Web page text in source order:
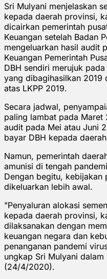
Sri Mulyani menjelaskan
kepada daerah provinsi,
dicairkan pemerintah
Keuangan setelah Badan
mengeluarkan hasil audit
Keuangan Pemerintah
DBH sendiri merujuk
yang dibagihasilkan 2019
atas LKPP 2019.
Secara jadwal,
paling lambat pada Maret
audit pada Mei atau Juni
bayar DBH kepada
Namun, pemerintah
amunisi di tengah
Dengan begitu, kebijakan
dikeluarkan lebih awal.
"Penyaluran alokasi
kepada daerah provinsi,
dilaksanakan dengan
keuangan negara dan
penanganan pandemi
ungkap Sri Mulyani
(24/4/2020).